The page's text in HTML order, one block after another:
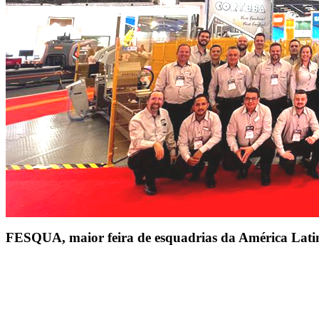
FESQUA, maior feira de esquadrias da América